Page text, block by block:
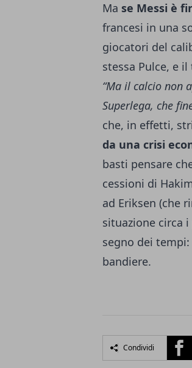
Ma se Messi è
francesi in una
giocatori del
stessa Pulce, e
“Ma il calcio non
Superlega, che
che, in effetti,
da una crisi
basti pensare
cessioni di
ad Eriksen (che
situazione circa
segno dei
bandiere.
Condividi